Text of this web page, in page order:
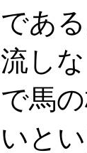
であ
流し
で馬
いと